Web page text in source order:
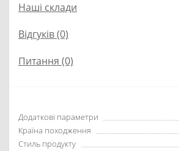
Наші склади
Відгуків (0)
Питання (0)
Додаткові параметри
Країна походження
Стиль продукту